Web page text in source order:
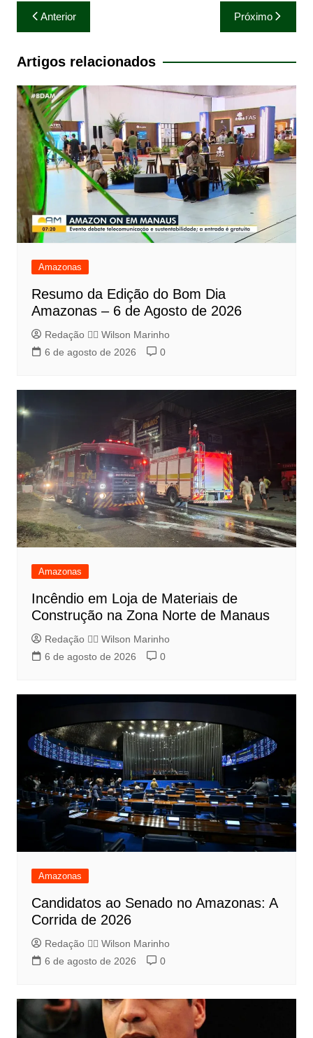
Navegação
de
Post
Anterior Próximo
Artigos relacionados
Amazonas
Resumo da Edição do Bom Dia
Amazonas – 6 de Agosto de 2026
Redação 👨‍⚖️​ Wilson Marinho
6 de agosto de 2026
0
Amazonas
Incêndio em Loja de Materiais de
Construção na Zona Norte de Manaus
Redação 👨‍⚖️​ Wilson Marinho
6 de agosto de 2026
0
Amazonas
Candidatos ao Senado no Amazonas: A
Corrida de 2026
Redação 👨‍⚖️​ Wilson Marinho
6 de agosto de 2026
0